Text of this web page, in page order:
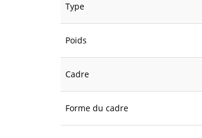
Type
Poids
Cadre
Forme du cadre